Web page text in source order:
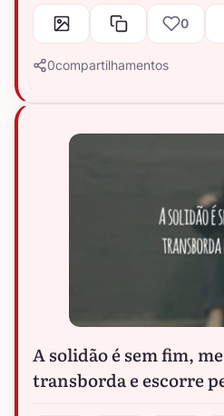
0
0compartilhamentos
A solidão é sem fim,
transborda e escorre